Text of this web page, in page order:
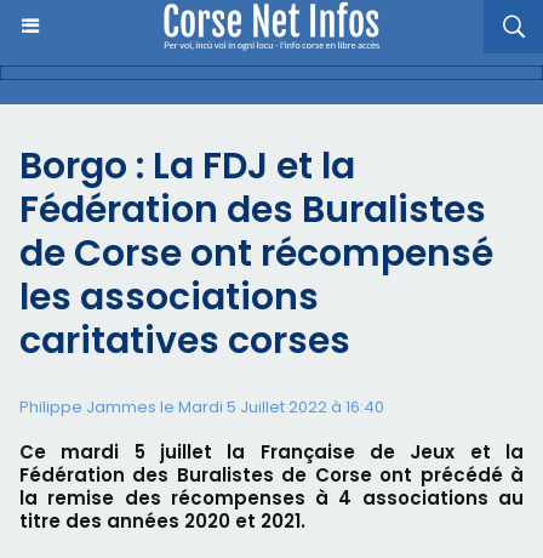
Borgo : La FDJ et la
Fédération des Buralistes
de Corse ont récompensé
les associations
caritatives corses
Philippe Jammes le Mardi 5 Juillet 2022 à 16:40
Ce mardi 5 juillet la Française de Jeux et la
Fédération des Buralistes de Corse ont précédé à
la remise des récompenses à 4 associations au
titre des années 2020 et 2021.